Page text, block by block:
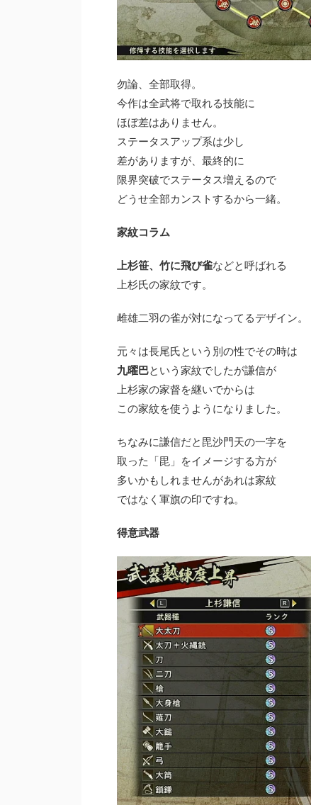
勿論、全部取得。
今作は全武将で取れる技能に
ほぼ差はありません。
ステータスアップ系は少し
差がありますが、最終的に
限界突破でステータス増えるので
どうせ全部カンストするから一緒。
家紋コラム
上杉笹、竹に飛び雀などと呼ばれる
上杉氏の家紋です。
雌雄二羽の雀が対になってるデザイン。
元々は長尾氏という別の性でその時は
九曜巴という家紋でしたが謙信が
上杉家の家督を継いでからは
この家紋を使うようになりました。
ちなみに謙信だと毘沙門天の一字を
取った「毘」をイメージする方が
多いかもしれませんがあれは家紋
ではなく軍旗の印ですね。
得意武器